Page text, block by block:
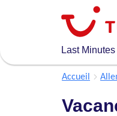
Last
Accueil